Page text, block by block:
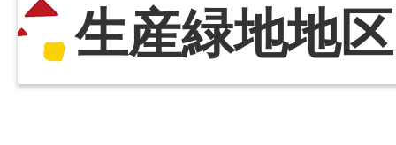
生産緑地地区